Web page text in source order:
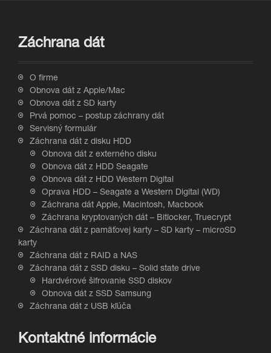
Záchrana dát
O firme
Obnova dát z Apple/Mac
Obnova dát z SD karty
Prvá pomoc – postup záchrany dát
Servisný formulár
Záchrana dát z disku HDD
Obnova dát z externého disku
Obnova dát z HDD Seagate
Obnova dát z HDD Western Digital
Oprava HDD – Seagate a Western Digital (WD)
Záchrana dát Apple, Macintosh, Macbook
Záchrana kryptovaných dát – Bitlocker, Truecrypt
Záchrana dát z pamäťovej karty – SD karty – microSD
karty
Záchrana dát z RAID a NAS
Záchrana dát z SSD disku – Solid state drive
Hardvérové šifrovanie SSD diskov
Obnova dát z SSD Samsung
Záchrana dát z USB kľúča
Kontaktné informácie